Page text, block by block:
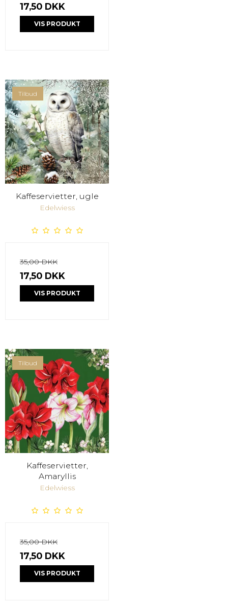
17,50 DKK
VIS PRODUKT
Tilbud
Kaffeservietter, ugle
Edelwiess
35,00 DKK
17,50 DKK
VIS PRODUKT
Tilbud
Kaffeservietter,
Amaryllis
Edelwiess
35,00 DKK
17,50 DKK
VIS PRODUKT